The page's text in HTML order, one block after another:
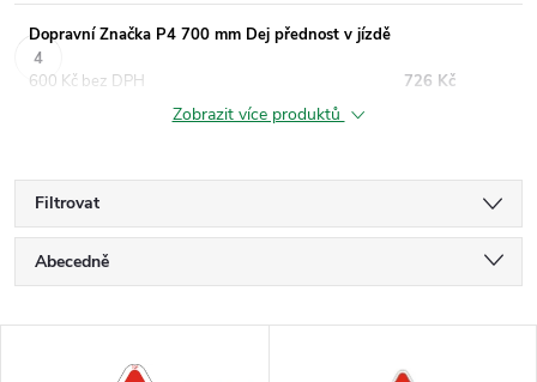
Dopravní Značka P4 700 mm Dej přednost v jízdě
726 Kč
600 Kč bez DPH
Zobrazit více produktů
Filtrovat
Ř
a
Abecedně